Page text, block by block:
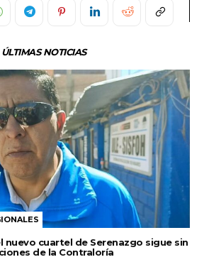
ÚLTIMAS NOTICIAS
nuevo cuartel de Serenazgo sigue sin
de la Contraloría